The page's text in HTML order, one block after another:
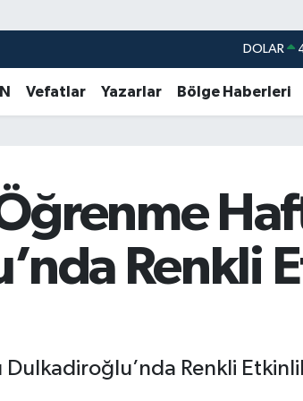
EURO
G.ALTIN
DOLAR
Vefatlar Yazarlar Bölge Haberleri
Renkli
Renkli